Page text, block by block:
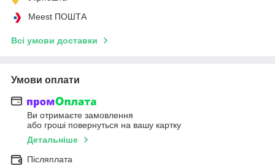
Meest ПОШТА
Всі умови доставки
Умови оплати
Ви отримаєте замовлення
або гроші повернуться на вашу картку
Детальніше
Післяплата